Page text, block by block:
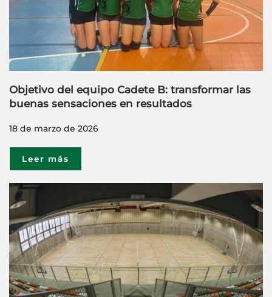
Objetivo del equipo Cadete B: transformar las
buenas sensaciones en resultados
18 de marzo de 2026
Leer más